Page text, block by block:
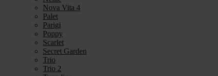
Nova Vita 4
Palet
Parigi
Poppy
Scarlet
Secret Garden
Trio
Trio 2